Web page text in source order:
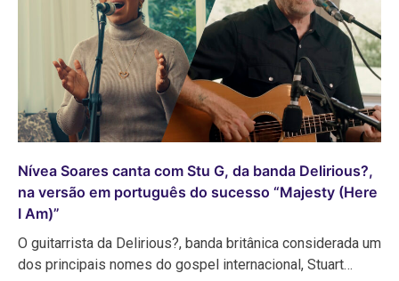
Nívea Soares canta com Stu G, da banda Delirious?,
na versão em português do sucesso “Majesty (Here
I Am)”
O guitarrista da Delirious?, banda britânica considerada um
dos principais nomes do gospel internacional, Stuart…